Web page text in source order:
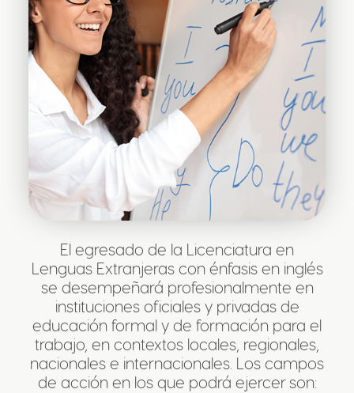
El egresado de la Licenciatura en
Lenguas Extranjeras con énfasis en inglés
se desempeñará profesionalmente en
instituciones oficiales y privadas de
educación formal y de formación para el
trabajo, en contextos locales, regionales,
nacionales e internacionales. Los campos
de acción en los que podrá ejercer son: